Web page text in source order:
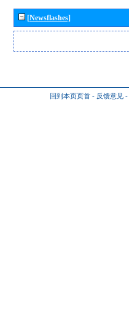
[Newsflashes]
回到本页页首 - 反馈意见 -